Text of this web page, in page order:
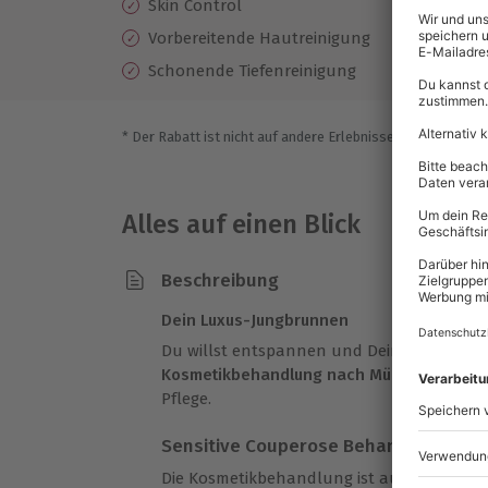
Skin Control
Vorbereitende Hautreinigung
Schonende Tiefenreinigung
* Der Rabatt ist nicht auf andere Erlebnisse bei der
Alles auf einen Blick
Beschreibung
Dein Luxus-Jungbrunnen
Du willst entspannen und Deiner Haut
Kosmetikbehandlung nach Münchenund
Pflege.
Sensitive Couperose Behandlung
Die Kosmetikbehandlung ist auf